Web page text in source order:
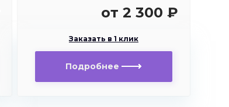
от 2 300 ₽
Заказать в 1 клик
Подробнее